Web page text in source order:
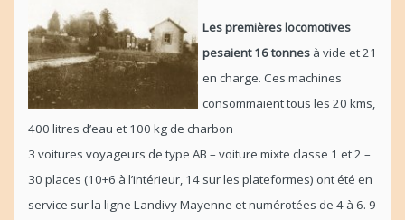
Les premières locomotives
pesaient 16 tonnes à vide et 21
en charge. Ces machines
consommaient tous les 20 kms,
400 litres d’eau et 100 kg de charbon
3 voitures voyageurs de type AB – voiture mixte classe 1 et 2 –
30 places (10+6 à l’intérieur, 14 sur les plateformes) ont été en
service sur la ligne Landivy Mayenne et numérotées de 4 à 6. 9